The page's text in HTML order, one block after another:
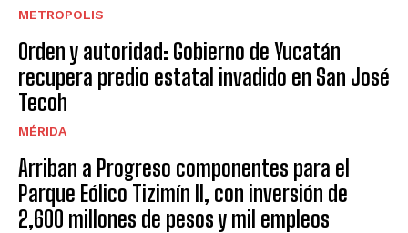
METROPOLIS
Orden y autoridad: Gobierno de Yucatán
recupera predio estatal invadido en San José
Tecoh
MÉRIDA
Arriban a Progreso componentes para el
Parque Eólico Tizimín II, con inversión de
2,600 millones de pesos y mil empleos